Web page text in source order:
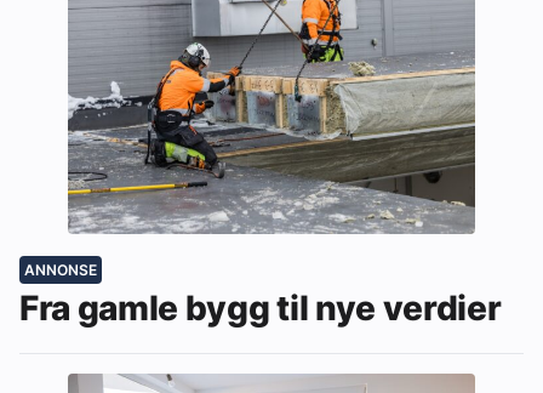
ANNONSE
Fra gamle bygg til nye verdier